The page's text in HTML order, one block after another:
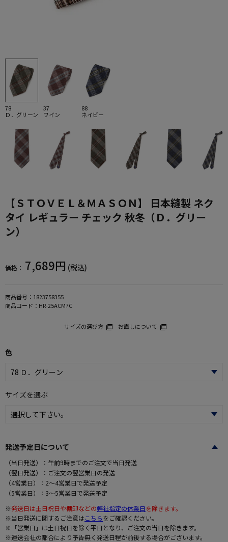
78
Ｄ．グリーン
37
ワイン
88
ネイビー
【ＳＴＯＶＥＬ＆ＭＡＳＯＮ】 日本縫製 ネク
タイ レギュラー チェック 秋冬（Ｄ．グリー
ン）
価格： 7,689円 (税込)
商品番号： 1823758355
商品コード： HR-25ACM7C
サイズの選び方 お直しについて
色
サイズを選ぶ
発送予定日について
（当日発送）：午前9時までのご注文で当日発送
（翌日発送）：ご注文の翌営業日の発送
（4営業日）：2～4営業日で発送予定
（5営業日）：3～5営業日で発送予定
※発送日は土日祝日や棚卸などの弊社指定の休業日を除きます。
※当日発送に関するご注意はこちらをご確認ください。
※「営業日」は土日祝日を除く平日となり、ご注文の当日を除きます。
※運送会社の都合により予告無く発送日程が前後する場合がございます。